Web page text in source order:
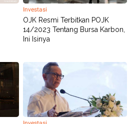
Investasi
OJK Resmi Terbitkan POJK
14/2023 Tentang Bursa Karbon,
Ini Isinya